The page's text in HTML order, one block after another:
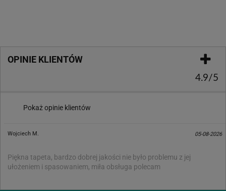
OPINIE KLIENTÓW
4.9/5
Pokaż opinie klientów
Wojciech M. 05-08-2026
Piękna tapeta, bardzo dobrej jakości nie było problemu z jej
ułożeniem i spasowaniem, miła obsługa polecam